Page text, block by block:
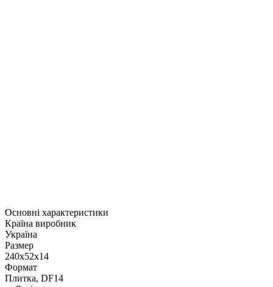
Основні характеристики
Країна виробник
Україна
Размер
240x52x14
Формат
Плитка, DF14